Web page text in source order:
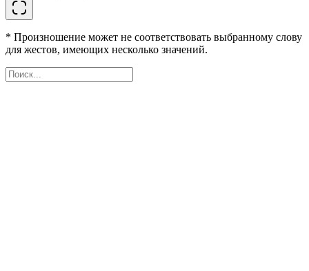
* Произношение может не соответствовать выбранному слову
для жестов, имеющих несколько значений.